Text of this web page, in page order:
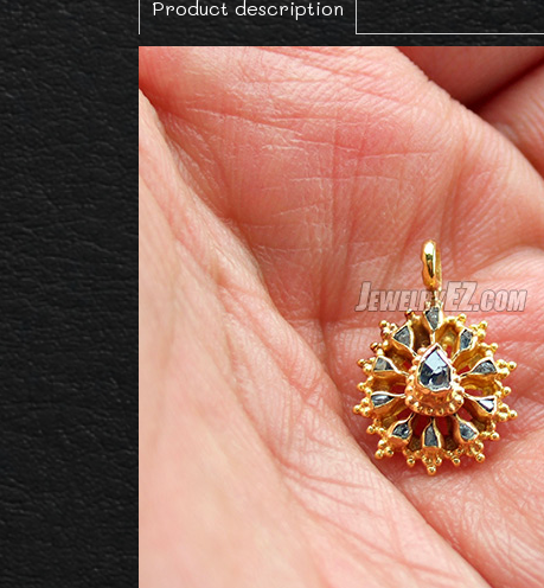
Product description